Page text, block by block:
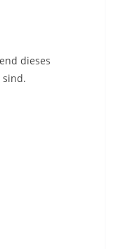
dieses
sind.